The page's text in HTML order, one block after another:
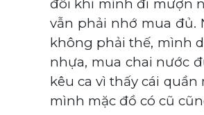
đôi khi mình đi mượn
vẫn phải nhớ mua đủ.
không phải thế, mình
nhựa, mua chai nước
kêu ca vì thấy cái
mình mặc đồ có cũ